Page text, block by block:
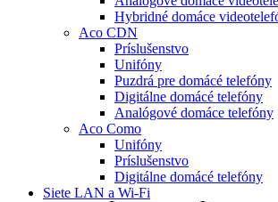
Hybridné domáce
Aco CDN
Príslušenstvo
Unifóny
Puzdrá pre domácé telefóny
Digitálne domácé telefóny
Analógové domáce telefóny
Aco Como
Unifóny
Príslušenstvo
Digitálne domácé telefóny
Siete LAN a Wi-Fi